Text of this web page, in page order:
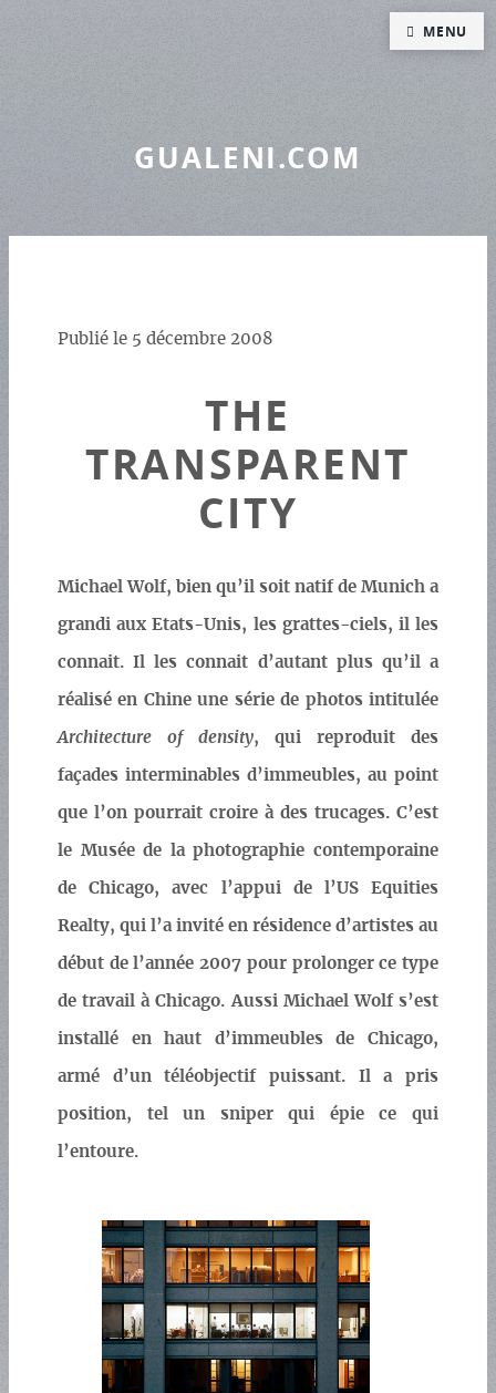
GUALENI.COM
Publié le 5 décembre 2008
THE
TRANSPARENT
CITY
Michael Wolf, bien qu’il soit natif de Munich a
grandi aux Etats-Unis, les grattes-ciels, il les
connait. Il les connait d’autant plus qu’il a
réalisé en Chine une série de photos intitulée
Architecture of density, qui reproduit des
façades interminables d’immeubles, au point
que l’on pourrait croire à des trucages. C’est
le Musée de la photographie contemporaine
de Chicago, avec l’appui de l’US Equities
Realty, qui l’a invité en résidence d’artistes au
début de l’année 2007 pour prolonger ce type
de travail à Chicago. Aussi Michael Wolf s’est
installé en haut d’immeubles de Chicago,
armé d’un téléobjectif puissant. Il a pris
position, tel un sniper qui épie ce qui
l’entoure.
MENU